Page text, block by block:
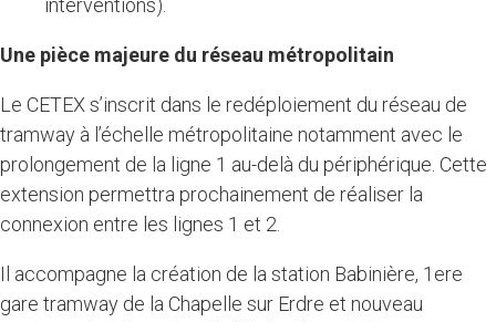
interventions).
Une pièce majeure du réseau métropolitain
Le CETEX s’inscrit dans le redéploiement du réseau de
tramway à l’échelle métropolitaine notamment avec le
prolongement de la ligne 1 au-delà du périphérique. Cette
extension permettra prochainement de réaliser la
connexion entre les lignes 1 et 2.
Il accompagne la création de la station Babinière, 1ere
gare tramway de la Chapelle sur Erdre et nouveau